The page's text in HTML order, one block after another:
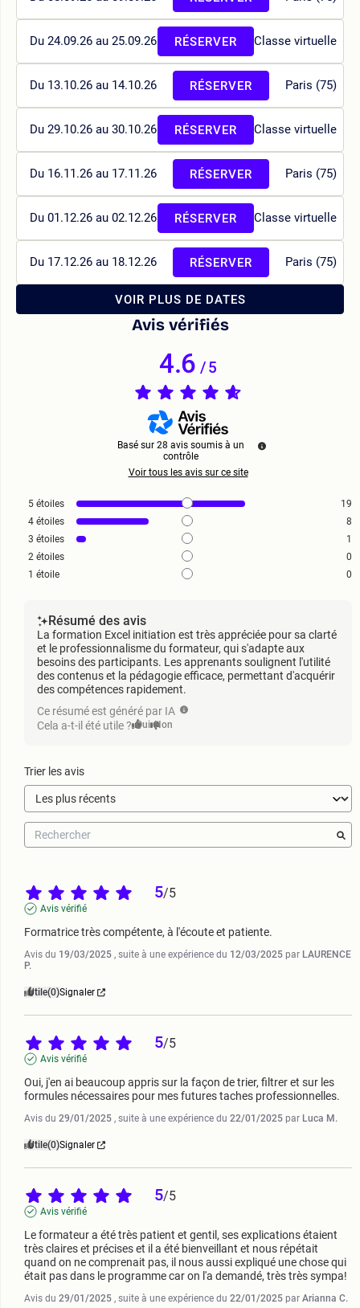
Du 24.09.26 au 25.09.26 Classe virtuelle
RÉSERVER
Du 13.10.26 au 14.10.26 Paris (75)
RÉSERVER
Du 29.10.26 au 30.10.26 Classe virtuelle
RÉSERVER
Du 16.11.26 au 17.11.26 Paris (75)
RÉSERVER
Du 01.12.26 au 02.12.26 Classe virtuelle
RÉSERVER
Du 17.12.26 au 18.12.26 Paris (75)
RÉSERVER
VOIR PLUS DE DATES
Avis vérifiés
4.6/5
Basé sur 28 avis soumis à un
contrôle
Voir tous les avis sur ce site
5 étoiles
19
4 étoiles
8
3 étoiles
1
2 étoiles
0
1 étoile 0
Résumé des avis
La formation Excel initiation est très appréciée pour sa clarté
et le professionnalisme du formateur, qui s'adapte aux
besoins des participants. Les apprenants soulignent l'utilité
des contenus et la pédagogie efficace, permettant d'acquérir
des compétences rapidement.
Ce résumé est généré par IA
Cela a-t-il été utile ? Oui Non
Trier les avis
5/5
Avis vérifié
Formatrice très compétente, à l'écoute et patiente.
Avis du 19/03/2025 , suite à une expérience du 12/03/2025 par LAURENCE
P.
Utile(0)Signaler
5/5
Avis vérifié
Oui, j'en ai beaucoup appris sur la façon de trier, filtrer et sur les
formules nécessaires pour mes futures taches professionnelles.
Avis du 29/01/2025 , suite à une expérience du 22/01/2025 par Luca M.
Utile(0)Signaler
5/5
Avis vérifié
Le formateur a été très patient et gentil, ses explications étaient
très claires et précises et il a été bienveillant et nous répétait
quand on ne comprenait pas, il nous aussi expliqué une chose qui
était pas dans le programme car on l'a demandé, très très sympa!
Avis du 29/01/2025 , suite à une expérience du 22/01/2025 par Arianna C.